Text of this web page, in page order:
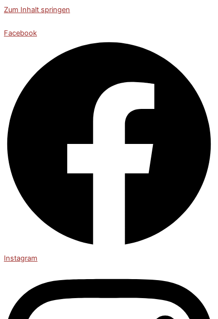
Zum Inhalt springen
Facebook
Instagram